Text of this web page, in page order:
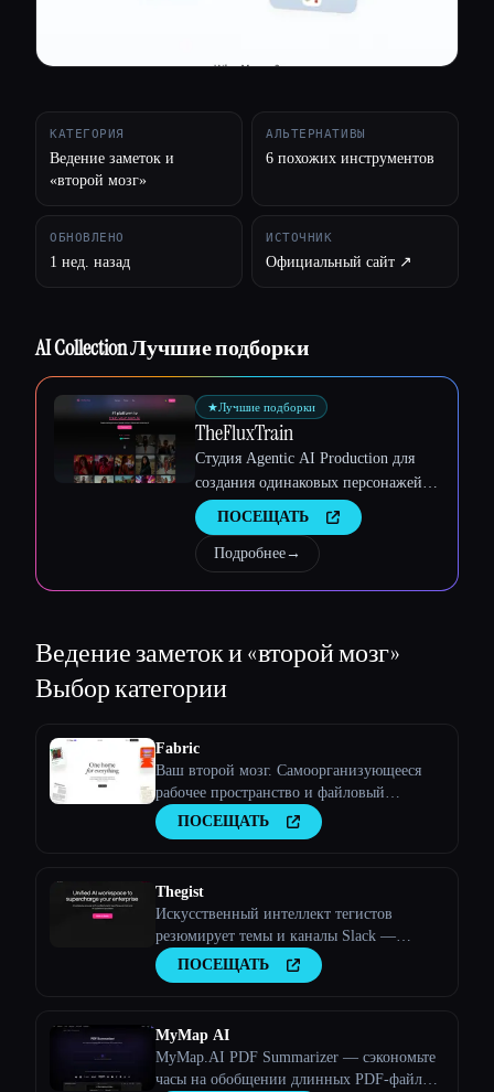
КАТЕГОРИЯ
Ведение заметок и
«второй мозг»
АЛЬТЕРНАТИВЫ
6 похожих инструментов
ОБНОВЛЕНО
1 нед. назад
ИСТОЧНИК
Официальный сайт ↗︎
AI Collection Лучшие подборки
★Лучшие подборки
TheFluxTrain
Студия Agentic AI Production для
создания одинаковых персонажей,
рабочих процессов и видео
ПОСЕЩАТЬ
Подробнее→
Ведение заметок и «второй мозг»
Выбор категории
Fabric
Ваш второй мозг. Самоорганизующееся
рабочее пространство и файловый
менеджер будущего.
ПОСЕЩАТЬ
Thegist
Искусственный интеллект тегистов
резюмирует темы и каналы Slack —
поймите суть
ПОСЕЩАТЬ
MyMap AI
MyMap.AI PDF Summarizer — сэкономьте
часы на обобщении длинных PDF-файлов